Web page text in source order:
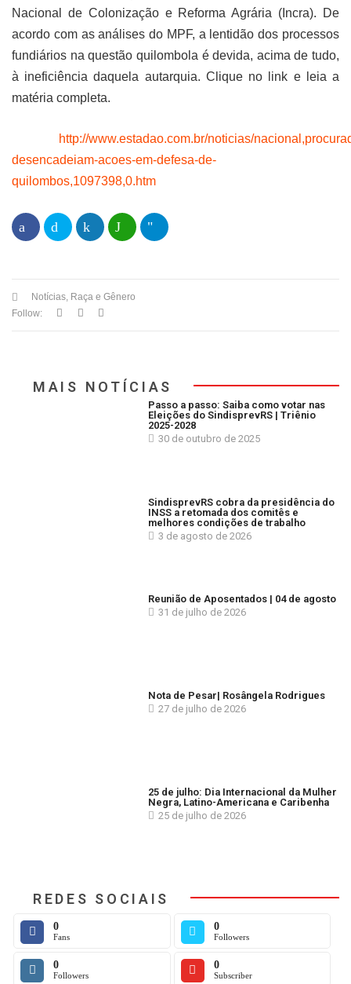
Nacional de Colonização e Reforma Agrária (Incra). De
acordo com as análises do MPF, a lentidão dos processos
fundiários na questão quilombola é devida, acima de tudo,
à ineficiência daquela autarquia. Clique no link e leia a
matéria completa.
http://www.estadao.com.br/noticias/
desencadeiam-acoes-em-defesa-de-
quilombos,1097398,0.htm
Notícias, Raça e Gênero
Follow:
MAIS NOTÍCIAS
Passo a passo: Saiba como votar nas
Eleições do SindisprevRS | Triênio
2025-2028
30 de outubro de 2025
SindisprevRS cobra da presidência do
INSS a retomada dos comitês e
melhores condições de trabalho
3 de agosto de 2026
Reunião de Aposentados | 04 de agosto
31 de julho de 2026
Nota de Pesar| Rosângela Rodrigues
27 de julho de 2026
25 de julho: Dia Internacional da Mulher
Negra, Latino-Americana e Caribenha
25 de julho de 2026
REDES SOCIAIS
0
Fans
0
Followers
0
Followers
0
Subscriber